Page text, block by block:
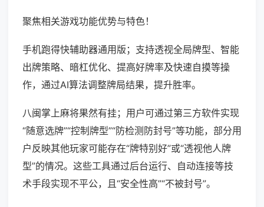
聚焦相关游戏功能优势与特色！
手机跑得快辅助器通用版；支持透视全局牌型、智能
出牌策略、暗杠优化、提高好牌率及快速自摸等操
作，通过AI算法调整牌局结果，提升胜率。
八闽掌上麻将果然有挂；用户可通过第三方软件实现
“随意选牌”“控制牌型”“防检测防封号”等功能，部分用
户反映其他玩家可能存在“牌特别好”或“透视他人牌
型”的情况。这些工具通过后台运行、自动连接等技
术手段实现不平公，且“安全性高”“不被封号”。